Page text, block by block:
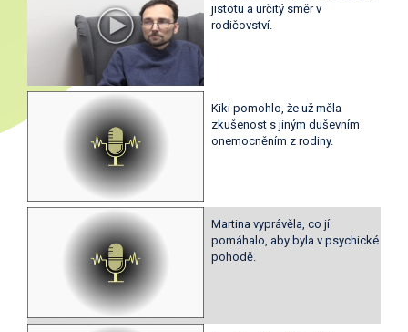
jistotu a určitý směr v
rodičovství.
Kiki pomohlo, že už měla
zkušenost s jiným duševním
onemocněním z rodiny.
Martina vyprávěla, co jí
pomáhalo, aby byla v psychické
pohodě.